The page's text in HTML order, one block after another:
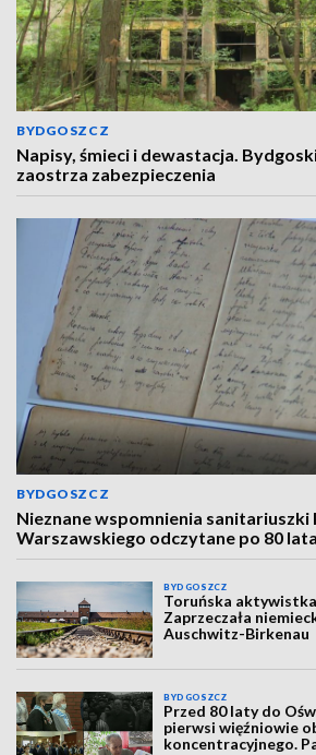
BYDGOSZCZ
Napisy, śmieci i dewastacja.
zaostrza zabezpieczenia
BYDGOSZCZ
Nieznane wspomnienia sanitariuszki
Warszawskiego odczytane po 80
BYDGOSZCZ
Toruńska
Zaprzeczała
Auschwitz-Birkenau
BYDGOSZCZ
Przed 80 laty do
pierwsi więźniowie
koncentracyjnego.